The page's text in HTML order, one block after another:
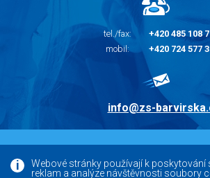
Webové stránky používají k poskytování
reklam a analýze návštěvnosti soubory
tel./fax:
+420 485 108
mobil:
+420 724 577
info@zs-